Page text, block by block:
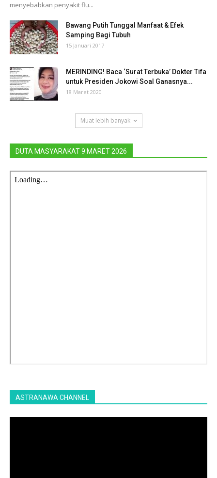
menyebabkan penyakit flu...
Bawang Putih Tunggal Manfaat & Efek
Samping Bagi Tubuh
15 Januari 2017
MERINDING! Baca ‘Surat Terbuka’ Dokter Tifa
untuk Presiden Jokowi Soal Ganasnya...
18 Maret 2020
Muat lebih banyak
DUTA MASYARAKAT 9 MARET 2026
ASTRANAWA CHANNEL